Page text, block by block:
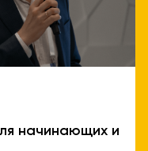
начинающих и